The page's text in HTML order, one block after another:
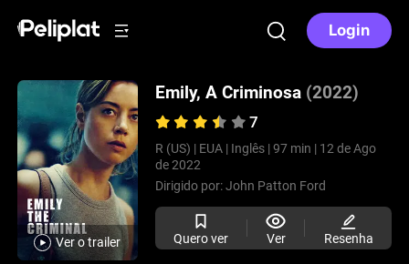
Login
Ver o trailer
Emily, A Criminosa (2022)
7
R (US) | EUA | Inglês | 97 min | 12 de Ago
de 2022
Dirigido por:John Patton Ford
Quero ver Ver Resenha